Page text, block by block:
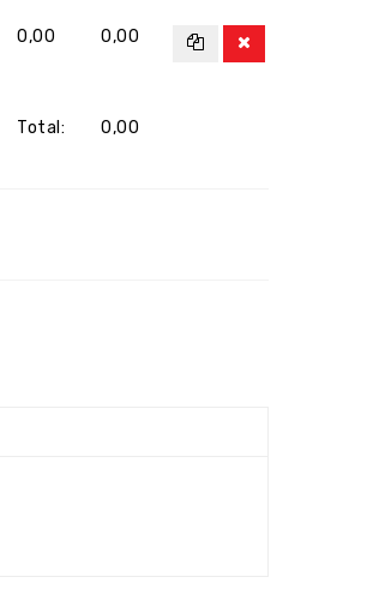
0,00 0,00
Total:
0,00